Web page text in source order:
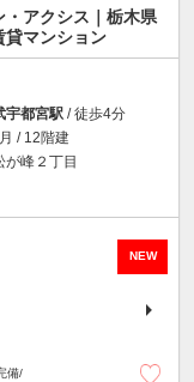
アクシス｜栃木県
貸マンション
宇都宮駅 / 徒歩4分
/ 12階建
峰２丁目
NEW
備/